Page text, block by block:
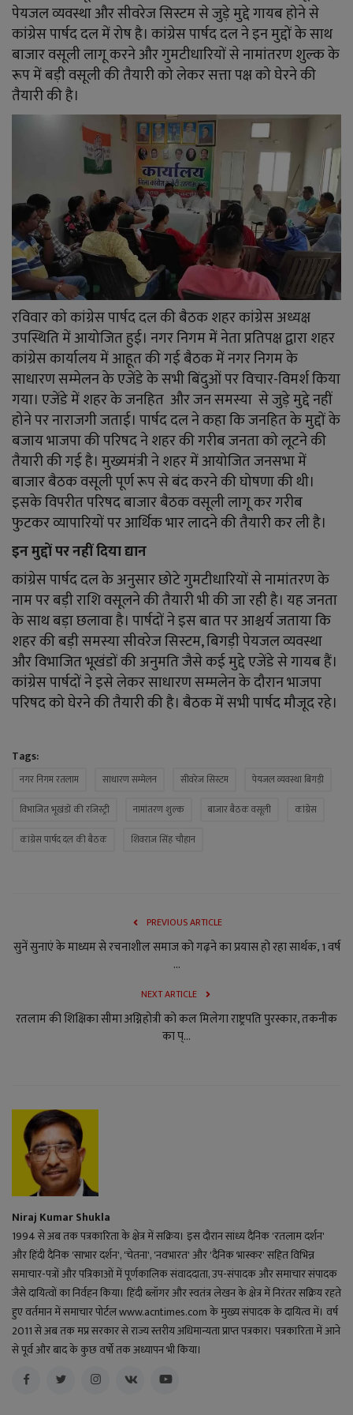
Language
English Hiindi
पेयजल व्यवस्था और सीवरेज सिस्टम से जुड़े मुद्दे गायब होने से
कांग्रेस पार्षद दल में रोष है। कांग्रेस पार्षद दल ने इन मुद्दों के साथ
बाजार वसूली लागू करने और गुमटीधारियों से नामांतरण शुल्क के
रूप में बड़ी वसूली की तैयारी को लेकर सत्ता पक्ष को घेरने की
तैयारी की है।
रविवार को कांग्रेस पार्षद दल की बैठक शहर कांग्रेस अध्यक्ष
उपस्थिति में आयोजित हुई। नगर निगम में नेता प्रतिपक्ष द्वारा शहर
कांग्रेस कार्यालय में आहूत की गई बैठक में नगर निगम के
साधारण सम्मेलन के एजेंडे के सभी बिंदुओं पर विचार-विमर्श किया
गया। एजेंडे में शहर के जनहित और जन समस्या से जुड़े मुद्दे नहीं
होने पर नाराजगी जताई। पार्षद दल ने कहा कि जनहित के मुद्दों के
बजाय भाजपा की परिषद ने शहर की गरीब जनता को लूटने की
तैयारी की गई है। मुख्यमंत्री ने शहर में आयोजित जनसभा में
बाजार बैठक वसूली पूर्ण रूप से बंद करने की घोषणा की थी।
इसके विपरीत परिषद बाजार बैठक वसूली लागू कर गरीब
फुटकर व्यापारियों पर आर्थिक भार लादने की तैयारी कर ली है।
इन मुद्दों पर नहीं दिया द्यान
कांग्रेस पार्षद दल के अनुसार छोटे गुमटीधारियों से नामांतरण के
नाम पर बड़ी राशि वसूलने की तैयारी भी की जा रही है। यह जनता
के साथ बड़ा छलावा है। पार्षदों ने इस बात पर आश्चर्य जताया कि
शहर की बड़ी समस्या सीवरेज सिस्टम, बिगड़ी पेयजल व्यवस्था
और विभाजित भूखंडों की अनुमति जैसे कई मुद्दे एजेंडे से गायब हैं।
कांग्रेस पार्षदों ने इसे लेकर साधारण सम्मलेन के दौरान भाजपा
परिषद को घेरने की तैयारी की है। बैठक में सभी पार्षद मौजूद रहे।
Tags:
नगर निगम रतलाम साधारण सम्मेलन सीवरेज सिस्टम
पेयजल व्यवस्था बिगड़ी
विभाजित भूखंडों की रजिस्ट्री
नामांतरण शुल्क बाजार बैठक वसूली
कांग्रेस
कांग्रेस पार्षद दल की बैठक
शिवराज सिंह चौहान
PREVIOUS ARTICLE
सुनें सुनाएं के माध्यम से रचनाशील समाज को गढ़ने का प्रयास हो रहा सार्थक, 1 वर्ष
...
NEXT ARTICLE
रतलाम की शिक्षिका सीमा अग्निहोत्री को कल मिलेगा राष्ट्रपति पुरस्कार, तकनीक
का प्...
Niraj Kumar Shukla
1994 से अब तक पत्रकारिता के क्षेत्र में सक्रिय। इस दौरान सांध्य दैनिक 'रतलाम दर्शन'
और हिंदी दैनिक 'साभार दर्शन', 'चेतना', 'नवभारत' और 'दैनिक भास्कर' सहित विभिन्न
समाचार-पत्रों और पत्रिकाओं में पूर्णकालिक संवाददाता, उप-संपादक और समाचार संपादक
जैसे दायित्वों का निर्वहन किया। हिंदी ब्लॉगर और स्वतंत्र लेखन के क्षेत्र में निरंतर सक्रिय रहते
हुए वर्तमान में समाचार पोर्टल www.acntimes.com के मुख्य संपादक के दायित्व में। वर्ष
2011 से अब तक मप्र सरकार से राज्य स्तरीय अधिमान्यता प्राप्त पत्रकार। पत्रकारिता में आने
से पूर्व और बाद के कुछ वर्षों तक अध्यापन भी किया।